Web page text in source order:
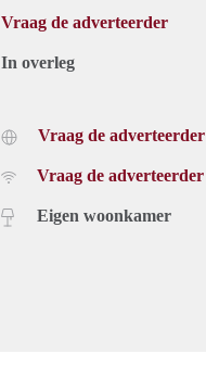
Vraag de adverteerder
In overleg
Vraag de adverteerder
Vraag de adverteerder
Eigen woonkamer